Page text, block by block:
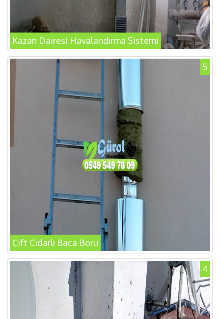
Kazan Dairesi Havalandırma Sistemi
5
Çift Cidarlı Baca Boru
4